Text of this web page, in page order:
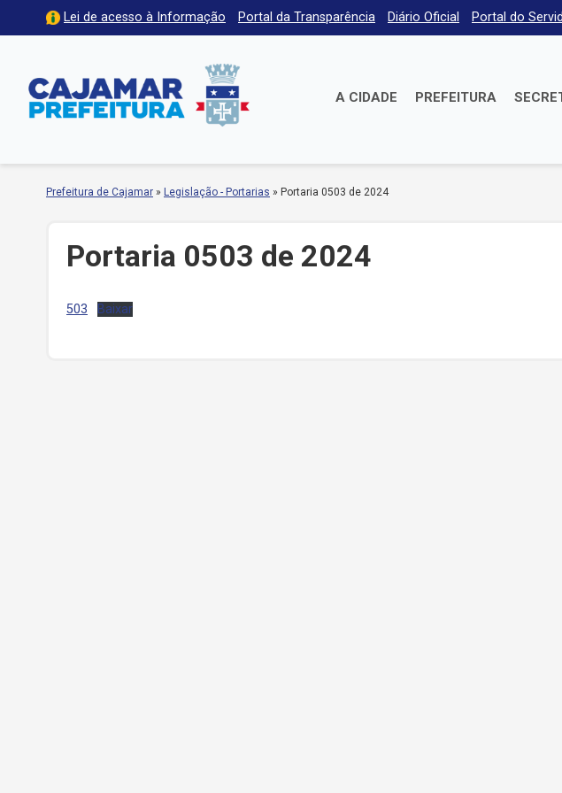
Lei de acesso à Informação Portal da Transparência Diário Oficial Portal do
A CIDADE PREFEITURA
Prefeitura de Cajamar » Legislação - Portarias » Portaria 0503 de 2024
Portaria 0503 de 2024
503 Baixar